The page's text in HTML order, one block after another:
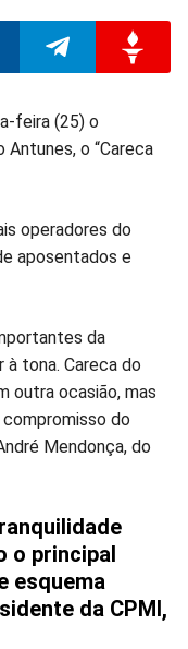
Compartilhar
TelegramGettr
feira (25) o
o “Careca
operadores do
aposentados e
da
tona. Careca do
outra ocasião, mas
do
Mendonça, do
o principal
esquema
da CPMI,